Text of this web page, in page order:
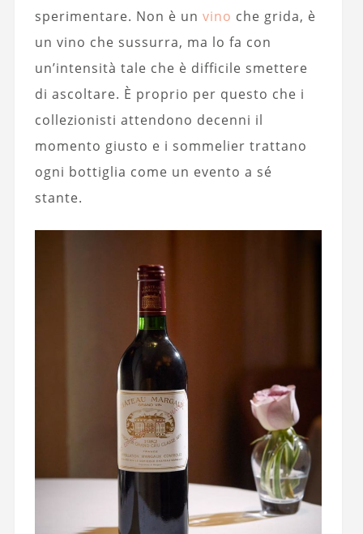
sperimentare. Non è un vino che grida, è
un vino che sussurra, ma lo fa con
un’intensità tale che è difficile smettere
di ascoltare. È proprio per questo che i
collezionisti attendono decenni il
momento giusto e i sommelier trattano
ogni bottiglia come un evento a sé
stante.